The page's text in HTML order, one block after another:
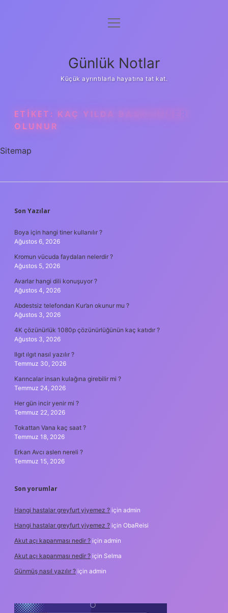
Anasayfa
Yasal Uyarı
menüyü
Günlük Notlar
Küçük ayrıntılarla hayatına tat kat.
ETIKET: KAÇ YILDA BAŞKOMISER
OLUNUR
Sitemap
SIDEBAR
Son Yazılar
Boya için hangi tiner kullanılır ?
Ağustos 6, 2026
Kromun vücuda faydaları nelerdir ?
Ağustos 5, 2026
Avarlar hangi dili konuşuyor ?
Ağustos 4, 2026
Abdestsiz telefondan Kur’an okunur mu ?
Ağustos 3, 2026
4K çözünürlük 1080p çözünürlüğünün kaç katıdır ?
Ağustos 3, 2026
Ilgıt ılgıt nasıl yazılır ?
Temmuz 30, 2026
Karıncalar insan kulağına girebilir mi ?
Temmuz 24, 2026
Her gün incir yenir mi ?
Temmuz 22, 2026
Tokattan Vana kaç saat ?
Temmuz 18, 2026
Erkan Avcı aslen nereli ?
Temmuz 15, 2026
Son yorumlar
Hangi hastalar greyfurt yiyemez ? için admin
Hangi hastalar greyfurt yiyemez ? için ObaReisi
Akut açı kapanması nedir ? için admin
Akut açı kapanması nedir ? için Selma
Günmüş nasıl yazılır ? için admin